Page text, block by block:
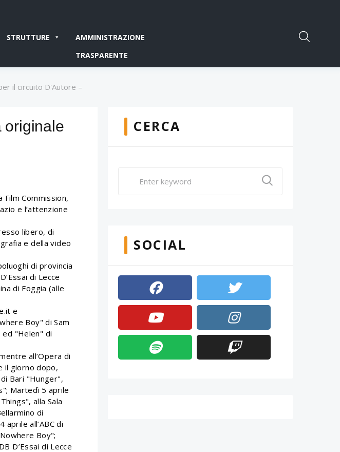
STRUTTURE
AMMINISTRAZIONE
TRASPARENTE
il circuito D'Autore –
originale
Commission,
e l’attenzione
libero, di
e della video
di provincia
di Lecce
di Foggia (alle
e
Boy" di Sam
ed "Helen" di
all’Opera di
il giorno dopo,
Bari "Hunger",
Martedì 5 aprile
alla Sala
di
all’ABC di
Boy";
D’Essai di Lecce
CERCA
SOCIAL